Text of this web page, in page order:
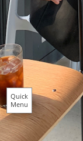
Quick
Menu